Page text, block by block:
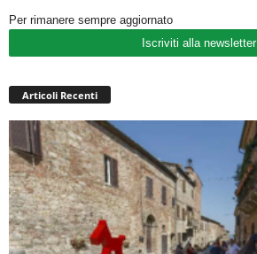
Per rimanere sempre aggiornato
Iscriviti alla newsletter
Articoli Recenti